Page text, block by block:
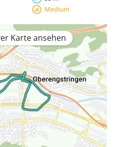
Medium
Karte ansehen